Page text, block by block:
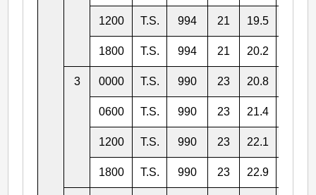
1200 T.S. 994 21 19.5
1800 T.S. 994 21 20.2
3 0000 T.S. 990 23 20.8
0600 T.S. 990 23 21.4
1200 T.S. 990 23 22.1
1800 T.S. 990 23 22.9